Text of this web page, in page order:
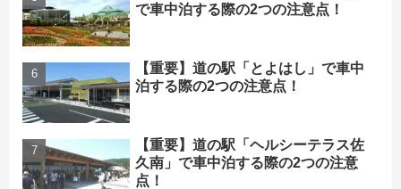
で車中泊する際の2つの注意点！
【重要】道の駅「とよはし」で車中
泊する際の2つの注意点！
【重要】道の駅「ヘルシーテラス佐
久南」で車中泊する際の2つの注意
点！